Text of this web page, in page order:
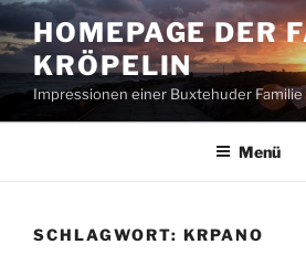
Zum
Inhalt
springen
HOMEPAGE DER
KRÖPELIN
Impressionen einer Buxtehuder Familie
Menü
SCHLAGWORT: KRPANO